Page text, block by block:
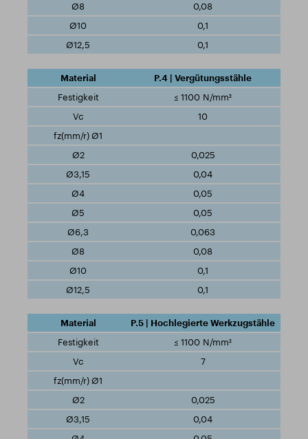
0,08
0,1
0,1
P.4 | Vergütungsstähle
≤ 1100 N/mm²
10
0,025
0,04
0,05
0,05
0,063
0,08
0,1
0,1
P.5 | Hochlegierte Werkzugstähle
≤ 1100 N/mm²
7
0,025
0,04